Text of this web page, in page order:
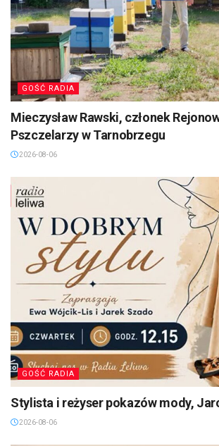
GOŚĆ RADIA
Mieczysław Rawski, członek
Pszczelarzy w Tarnobrzegu
2026-08-06
GOŚĆ RADIA
Stylista i reżyser pokazów mody,
2026-08-06